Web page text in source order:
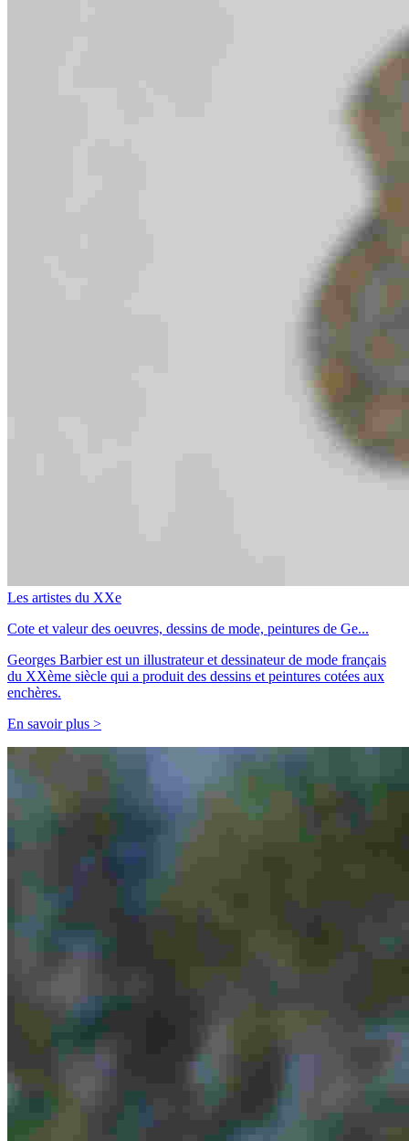
Les artistes du XXe
Cote et valeur des oeuvres, dessins de mode, peintures de Ge...
Georges Barbier est un illustrateur et dessinateur de mode français
du XXème siècle qui a produit des dessins et peintures cotées aux
enchères.
En savoir plus >